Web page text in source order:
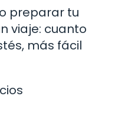
preparar tu
viaje: cuanto
más fácil